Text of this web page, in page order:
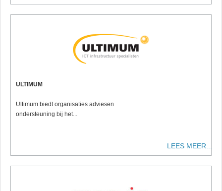
ULTIMUM
Ultimum biedt organisaties adviesen
ondersteuning bij het...
LEES MEER...